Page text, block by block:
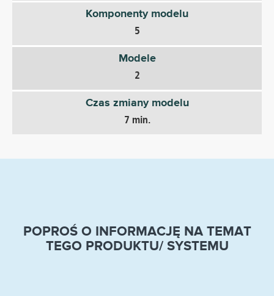
Komponenty modelu
5
Modele
2
Czas zmiany modelu
7 min.
POPROŚ O INFORMACJĘ NA TEMAT
TEGO PRODUKTU/ SYSTEMU